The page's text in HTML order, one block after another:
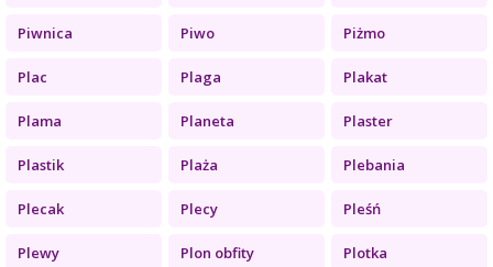
Piwnica Piwo Piżmo
Plac Plaga Plakat
Plama Planeta Plaster
Plastik Plaża Plebania
Plecak Plecy Pleśń
Plewy Plon obfity Plotka